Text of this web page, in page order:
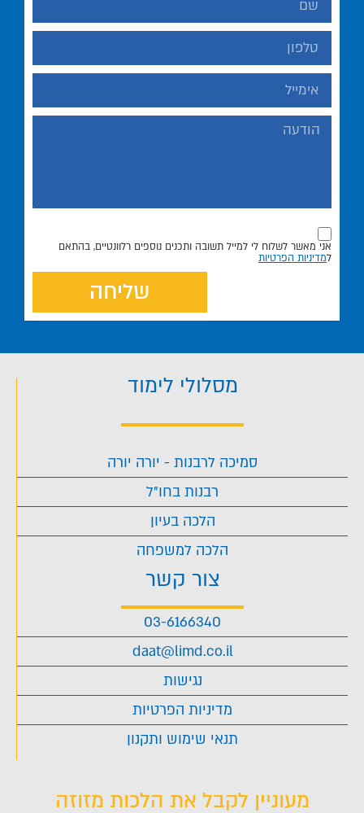
אני מאשר לשלוח לי למייל תשובה ותכנים נוספים רלוונטיים, בהתאם
למדיניות הפרטיות
שליחה
מסלולי לימוד
סמיכה לרבנות - יורה יורה
רבנות בחו"ל
הלכה בעיון
הלכה למשפחה
צור קשר
03-6166340
daat@limd.co.il
נגישות
מדיניות הפרטיות
תנאי שימוש ותקנון
מעוניין לקבל את הלכות מזוזה